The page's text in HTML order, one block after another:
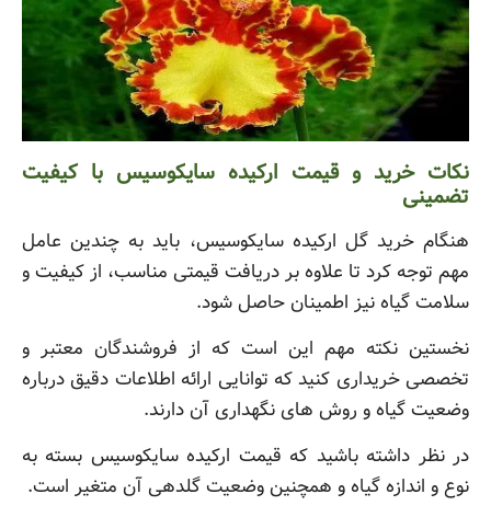
نکات خرید و قیمت ارکیده سایکوسیس با کیفیت
تضمینی
هنگام خرید گل ارکیده سایکوسیس، باید به چندین عامل
مهم توجه کرد تا علاوه بر دریافت قیمتی مناسب، از کیفیت و
سلامت گیاه نیز اطمینان حاصل شود.
نخستین نکته مهم این است که از فروشندگان معتبر و
تخصصی خریداری کنید که توانایی ارائه اطلاعات دقیق درباره
وضعیت گیاه و روش های نگهداری آن دارند.
در نظر داشته باشید که قیمت ارکیده سایکوسیس بسته به
نوع و اندازه گیاه و همچنین وضعیت گلدهی آن متغیر است.